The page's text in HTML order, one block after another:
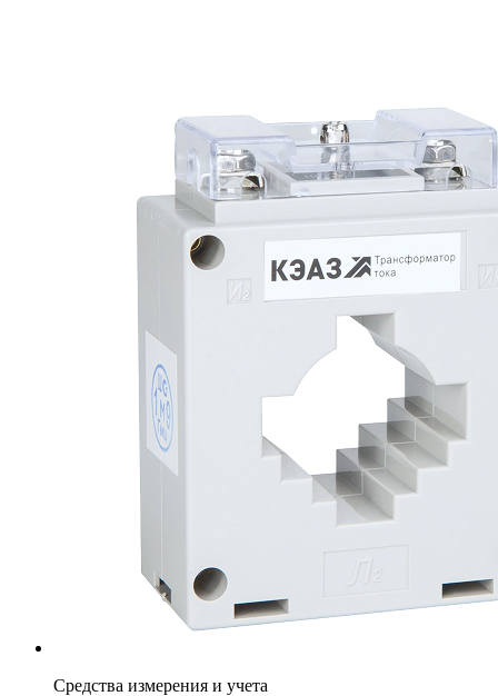
Средства измерения и учета